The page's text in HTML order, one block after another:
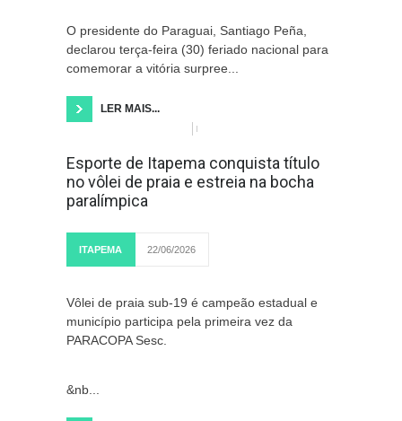
O presidente do Paraguai, Santiago Peña,
declarou terça-feira (30) feriado nacional para
comemorar a vitória surpree...
LER MAIS...
Esporte de Itapema conquista título
no vôlei de praia e estreia na bocha
paralímpica
ITAPEMA 22/06/2026
Vôlei de praia sub-19 é campeão estadual e
município participa pela primeira vez da
PARACOPA Sesc.
&nb...